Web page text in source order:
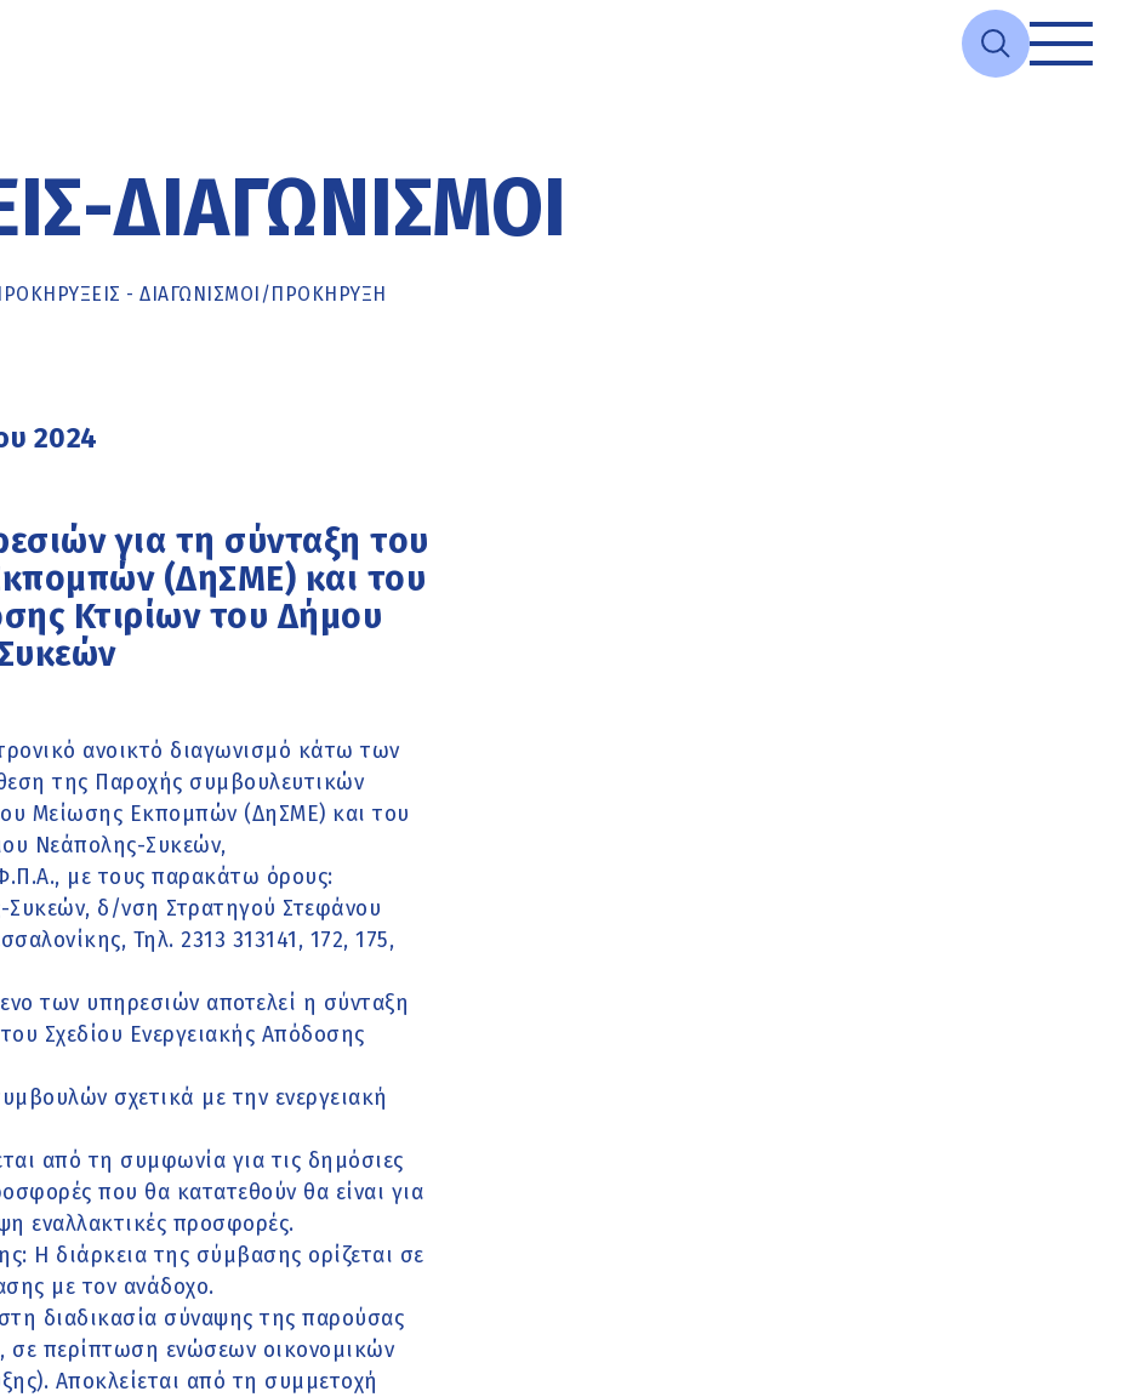
ΔΙΑΓΩΝΙΣΜΟΊ
- ΔΙΑΓΩΝΙΣΜΟΙ /ΠΡΟΚΉΡΥΞΗ
2024
για τη σύνταξη του
(ΔηΣΜΕ) και του
Κτιρίων του Δήμου
ανοικτό διαγωνισμό κάτω των
της Παροχής συμβουλευτικών
Μείωσης Εκπομπών (ΔηΣΜΕ) και του
Νεάπολης-Συκεών,
με τους παρακάτω όρους:
Συκεών, δ/νση Στρατηγού Στεφάνου
Τηλ. 2313 313141, 172, 175,
των υπηρεσιών αποτελεί η σύνταξη
Σχεδίου Ενεργειακής Απόδοσης
σχετικά με την ενεργειακή
από τη συμφωνία για τις δημόσιες
που θα κατατεθούν θα είναι για
εναλλακτικές προσφορές.
Η διάρκεια της σύμβασης ορίζεται σε
με τον ανάδοχο.
διαδικασία σύναψης της παρούσας
περίπτωση ενώσεων οικονομικών
Αποκλείεται από τη συμμετοχή